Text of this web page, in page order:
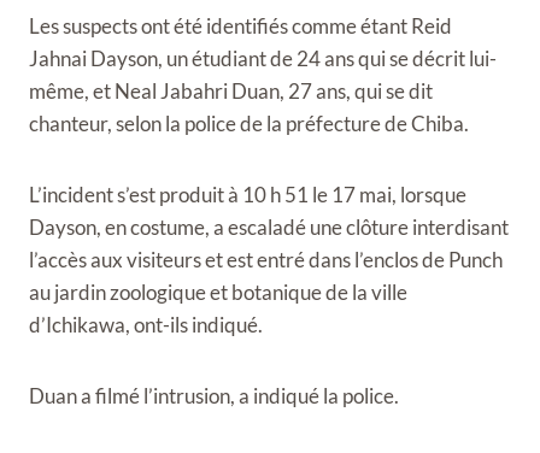
Les suspects ont été identifiés comme étant Reid
Jahnai Dayson, un étudiant de 24 ans qui se décrit lui-
même, et Neal Jabahri Duan, 27 ans, qui se dit
chanteur, selon la police de la préfecture de Chiba.
L’incident s’est produit à 10 h 51 le 17 mai, lorsque
Dayson, en costume, a escaladé une clôture interdisant
l’accès aux visiteurs et est entré dans l’enclos de Punch
au jardin zoologique et botanique de la ville
d’Ichikawa, ont-ils indiqué.
Duan a filmé l’intrusion, a indiqué la police.